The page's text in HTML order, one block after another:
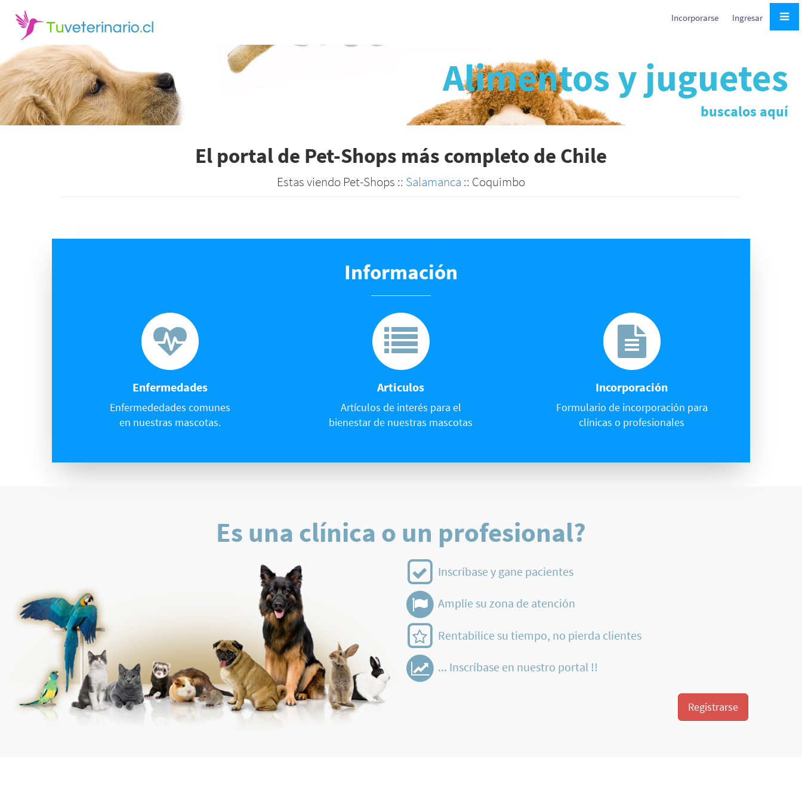
Incorporarse Ingresar
Alimentos y juguetes
buscalos aquí
El portal de Pet-Shops más completo de Chile
Estas viendo Pet-Shops :: Salamanca :: Coquimbo
Información
Enfermedades
Enfermededades comunes
en nuestras mascotas.
Articulos
Artículos de interés para el
bienestar de nuestras mascotas
Incorporación
Formulario de incorporación para
clínicas o profesionales
Es una clínica o un profesional?
Inscríbase y gane pacientes
Amplíe su zona de atención
Rentabilice su tiempo, no pierda clientes
... Inscríbase en nuestro portal !!
Registrarse